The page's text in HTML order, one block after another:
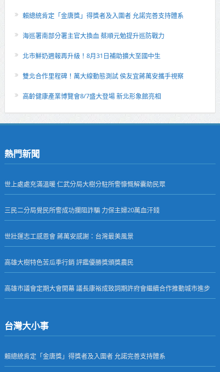
賴總統肯定「金唐獎」得獎者及入圍者 允諾完善支持體系
海巡署南部分署主官大換血 蔡順元勉提升巡防戰力
北市鮮奶週報再升級！8月31日補助擴大至國中生
雙北合作里程碑！萬大線動態測試 侯友宜蔣萬安攜手視察
高齡健康產業博覽會8/7盛大登場 新北形象館亮相
熱門新聞
世上處處充滿溫暖 仁武分局大樹分駐所警慷慨解囊助民眾
三民二分局覺民所警成功攔阻詐騙 力保主婦20萬血汗錢
世壯運志工感恩會 蔣萬安感謝：台灣最美風景
高雄大樹特色苦瓜季行銷 評鑑優勝獎頒獎農民
高雄市議會定期大會開幕 議長康裕成致詞期許府會繼續合作推動城市進步
台灣大小事
賴總統肯定「金唐獎」得獎者及入圍者 允諾完善支持體系